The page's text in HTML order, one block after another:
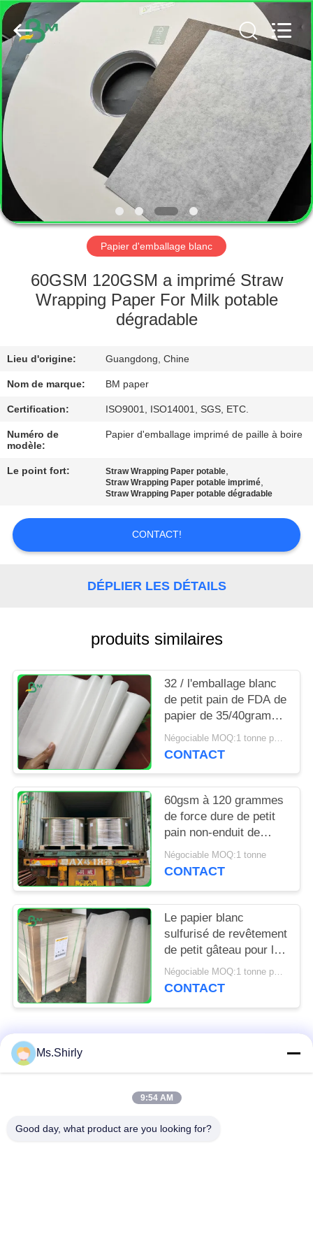
MAISON
PRODUITS
AU
SUJET
DE
NOUS
VISITE
D'USINE
DE
QUALITÉ
CONTACTEZ-
NOUS
NOUVELLES
CAS
PRIVACY
POLICY
GUANGZHOU
BMPAPER
LTD..
All
Rights
Reserved.
Papier d'emballage blanc
60GSM 120GSM a imprimé Straw
Wrapping Paper For Milk potable
dégradable
Lieu d'origine: Guangdong, Chine
Nom de marque: BM paper
Certification: ISO9001, ISO14001, SGS, ETC.
Numéro de
modèle:
Papier d'emballage imprimé de paille à boire
Le point fort: Straw Wrapping Paper potable,
Straw Wrapping Paper potable imprimé,
Straw Wrapping Paper potable dégradable
CONTACT!
DÉPLIER LES DÉTAILS
produits similaires
32 / l'emballage blanc
de petit pain de FDA de
papier de 35/40grams
MG emballage pour
emballer ébrèche
Négociable MOQ:1 tonne pour la taille spéciale
CONTACT
60gsm à 120 grammes
de force dure de petit
pain non-enduit de
papier d'emballage
blanchi pour le sac
Négociable MOQ:1 tonne
CONTACT
Le papier blanc
sulfurisé de revêtement
de petit gâteau pour la
cuisine de boulangerie
usine 31 - 38gsm
Négociable MOQ:1 tonne pour la taille commune et 10 tonnes pour la taille spéciale
CONTACT
Catégories populaires
petit pain brun de
Ms.Shirly
9:54 AM
Good day, what product are you looking for?